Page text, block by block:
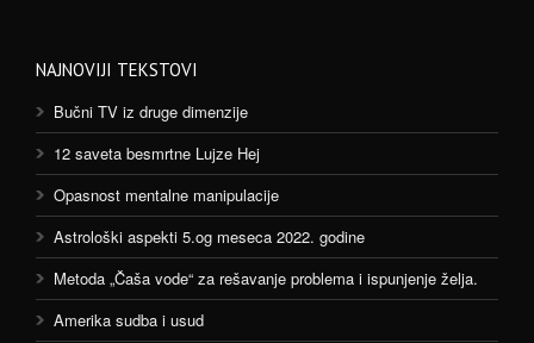
NAJNOVIJI TEKSTOVI
Bučni TV iz druge dimenzije
12 saveta besmrtne Lujze Hej
Opasnost mentalne manipulacije
Astrološki aspekti 5.og meseca 2022. godine
Metoda „Čaša vode“ za rešavanje problema i ispunjenje želja.
Amerika sudba i usud